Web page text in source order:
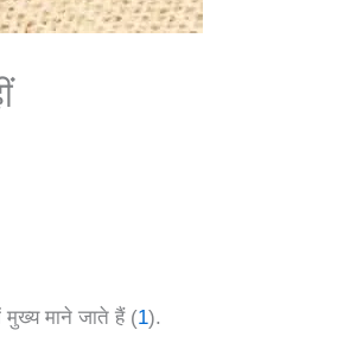
मुख्य माने जाते हैं (1).